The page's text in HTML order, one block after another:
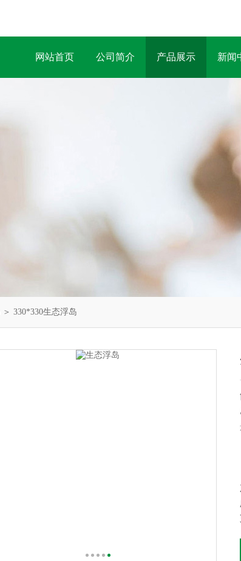
网站首页 公司简介 产品展示 新闻
＞ 330*330生态浮岛